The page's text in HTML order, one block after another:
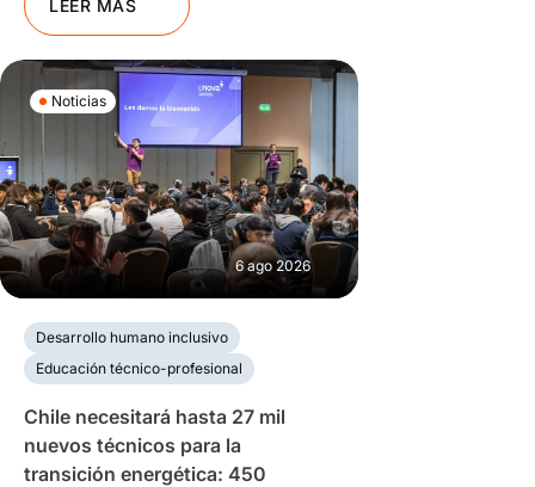
LEER MÁS
Noticias
6 ago 2026
Desarrollo humano inclusivo
Educación técnico-profesional
Chile necesitará hasta 27 mil
nuevos técnicos para la
transición energética: 450